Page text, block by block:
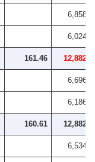
6,858円
6,024円
161.46 12,882円
6,696円
6,186円
160.61 12,882円
6,534円